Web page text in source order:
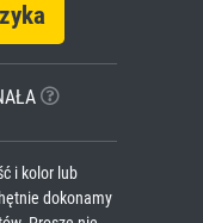
i kolor lub
dokonamy